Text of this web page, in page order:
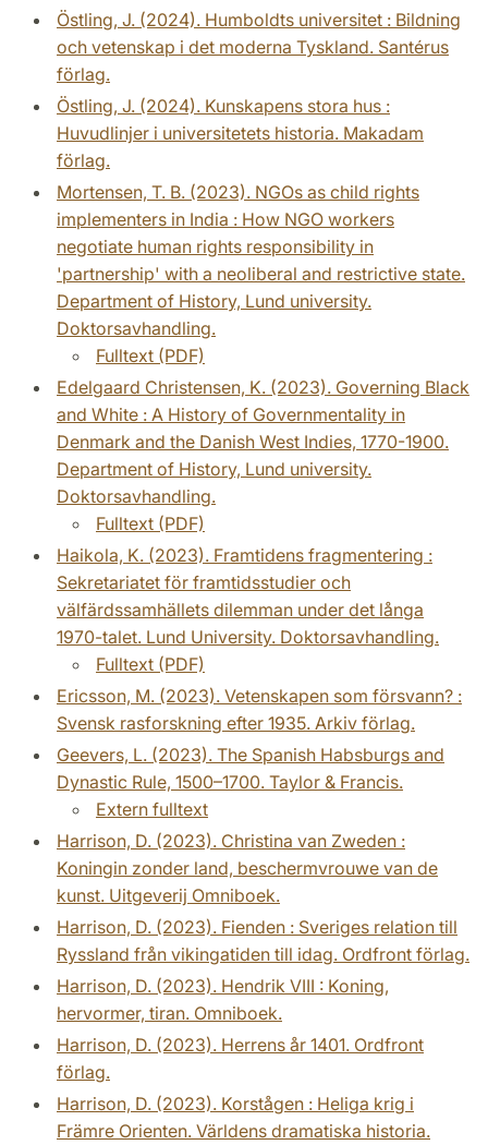
Östling, J. (2024). Humboldts universitet : Bildning
och vetenskap i det moderna Tyskland. Santérus
förlag.
Östling, J. (2024). Kunskapens stora hus :
Huvudlinjer i universitetets historia. Makadam
förlag.
Mortensen, T. B. (2023). NGOs as child rights
implementers in India : How NGO workers
negotiate human rights responsibility in
'partnership' with a neoliberal and restrictive state.
Department of History, Lund university.
Doktorsavhandling.
Fulltext (PDF)
Edelgaard Christensen, K. (2023). Governing Black
and White : A History of Governmentality in
Denmark and the Danish West Indies, 1770-1900.
Department of History, Lund university.
Doktorsavhandling.
Fulltext (PDF)
Haikola, K. (2023). Framtidens fragmentering :
Sekretariatet för framtidsstudier och
välfärdssamhällets dilemman under det långa
1970-talet. Lund University. Doktorsavhandling.
Fulltext (PDF)
Ericsson, M. (2023). Vetenskapen som försvann? :
Svensk rasforskning efter 1935. Arkiv förlag.
Geevers, L. (2023). The Spanish Habsburgs and
Dynastic Rule, 1500–1700. Taylor & Francis.
Extern fulltext
Harrison, D. (2023). Christina van Zweden :
Koningin zonder land, beschermvrouwe van de
kunst. Uitgeverij Omniboek.
Harrison, D. (2023). Fienden : Sveriges relation till
Ryssland från vikingatiden till idag. Ordfront förlag.
Harrison, D. (2023). Hendrik VIII : Koning,
hervormer, tiran. Omniboek.
Harrison, D. (2023). Herrens år 1401. Ordfront
förlag.
Harrison, D. (2023). Korstågen : Heliga krig i
Främre Orienten. Världens dramatiska historia.